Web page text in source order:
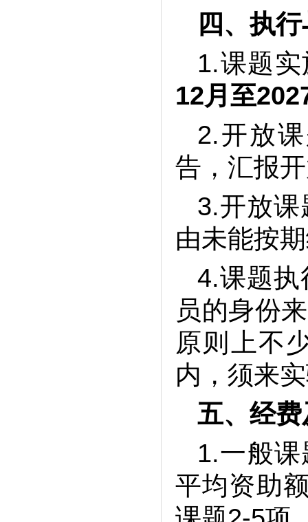
四、执
1.课题
12月至
2.开放
告，汇报
3.开放
由未能按
4.课题
员的身份
原则上不
内，须来
五、 经
1.一般
平均资助